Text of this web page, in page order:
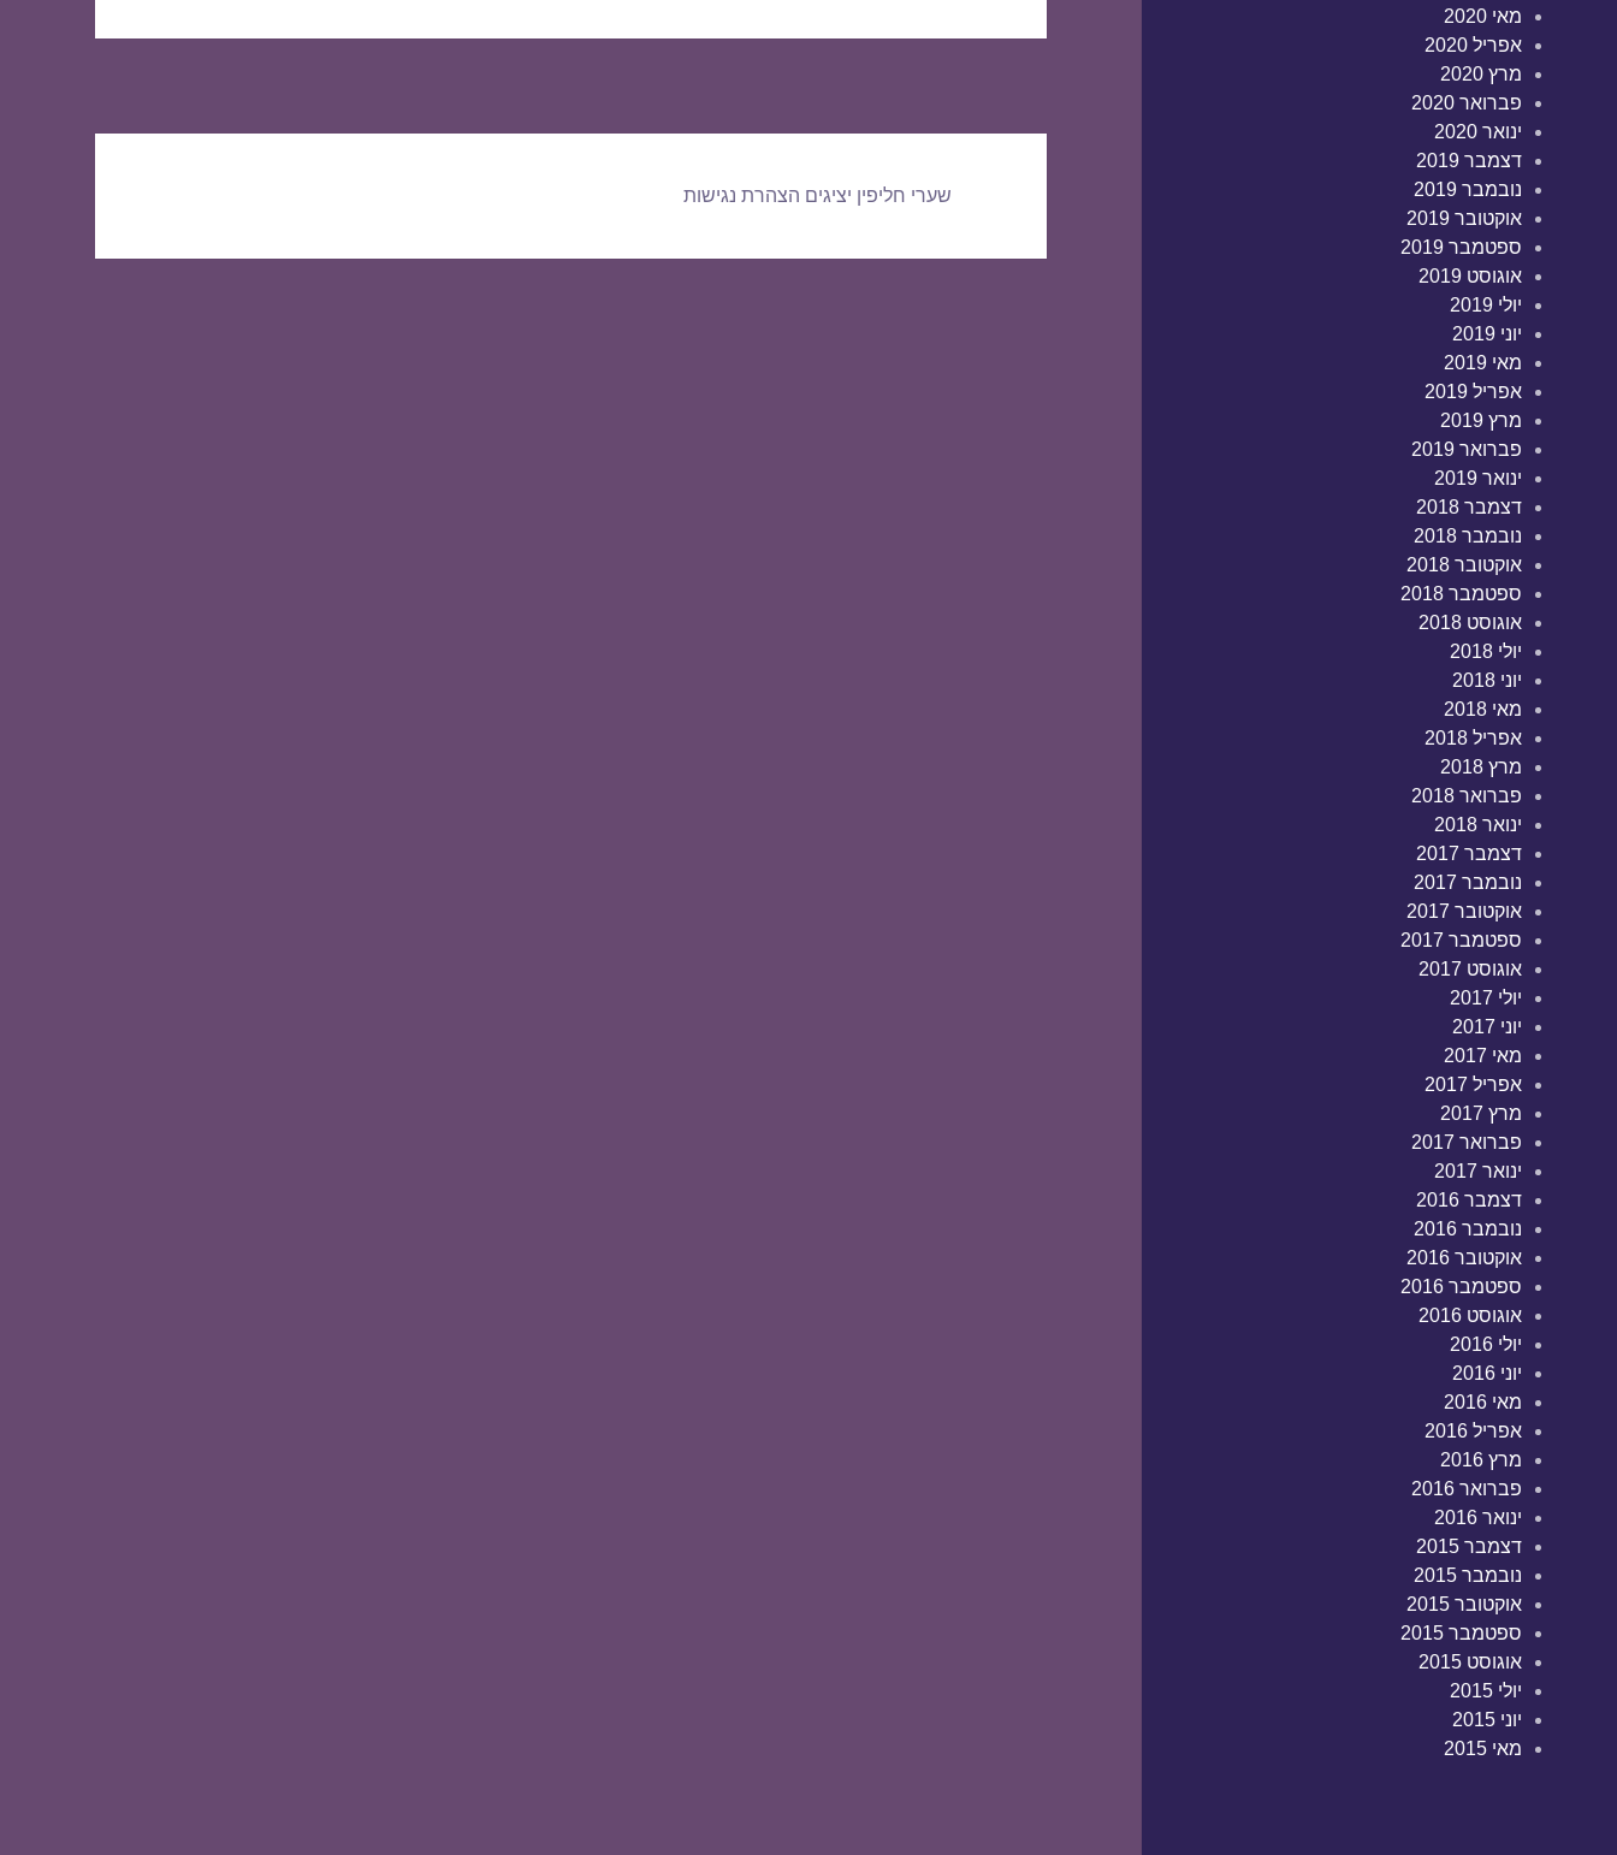
מאי 2020
אפריל 2020
מרץ 2020
פברואר 2020
ינואר 2020
דצמבר 2019
נובמבר 2019
אוקטובר 2019
ספטמבר 2019
אוגוסט 2019
יולי 2019
יוני 2019
מאי 2019
אפריל 2019
מרץ 2019
פברואר 2019
ינואר 2019
דצמבר 2018
נובמבר 2018
אוקטובר 2018
ספטמבר 2018
אוגוסט 2018
יולי 2018
יוני 2018
מאי 2018
אפריל 2018
מרץ 2018
פברואר 2018
ינואר 2018
דצמבר 2017
נובמבר 2017
אוקטובר 2017
ספטמבר 2017
אוגוסט 2017
יולי 2017
יוני 2017
מאי 2017
אפריל 2017
מרץ 2017
פברואר 2017
ינואר 2017
דצמבר 2016
נובמבר 2016
אוקטובר 2016
ספטמבר 2016
אוגוסט 2016
יולי 2016
יוני 2016
מאי 2016
אפריל 2016
מרץ 2016
פברואר 2016
ינואר 2016
דצמבר 2015
נובמבר 2015
אוקטובר 2015
ספטמבר 2015
אוגוסט 2015
יולי 2015
יוני 2015
מאי 2015
שערי חליפין יציגים הצהרת נגישות